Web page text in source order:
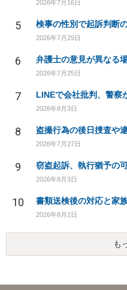
2026年7月16日
5 検事の性別で起訴判断
2026年7月29日
6
2026年7月25日
7 LINEで会社批判、警察
2026年8月3日
8 盗撮行為の後日捜査や
2026年7月27日
9 窃盗起訴、執行猶予の
2026年8月3日
10
2026年8月2日
も